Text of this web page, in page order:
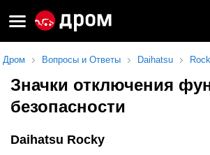
Дром Вопросы и Ответы Daihatsu
Значки отключения
безопасности
Daihatsu Rocky